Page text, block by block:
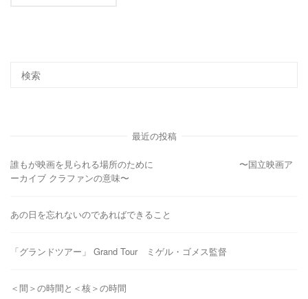
最近の投稿
誰もが映画を見られる場所のために 〜国立映画ア
ーカイブ クラファンの意味〜
あの日を忘れないのであればできること
「グランドツアー」 Grand Tour ミゲル・ゴメス監督
＜間＞の時間と＜核＞の時間